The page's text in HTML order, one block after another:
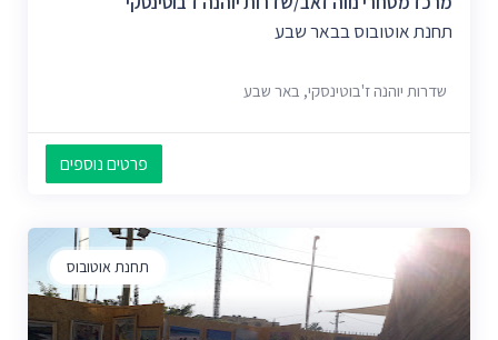
תחנת אוטובוס בבאר שבע
שדרות יוהנה ז'בוטינסקי, באר שבע
פרטים נוספים
תחנת אוטובוס